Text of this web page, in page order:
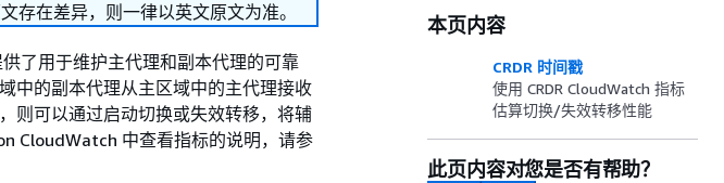
存在差异，则一律以英文原文为准。
了用于维护主代理和副本代理的可靠
中的副本代理从主区域中的主代理接收
则可以通过启动切换或失效转移，将辅
CloudWatch 中查看指标的说明，请参
本页内容
CRDR 时间戳
使用 CRDR CloudWatch 指标
估算切换/失效转移性能
此页内容对您是否有帮助？